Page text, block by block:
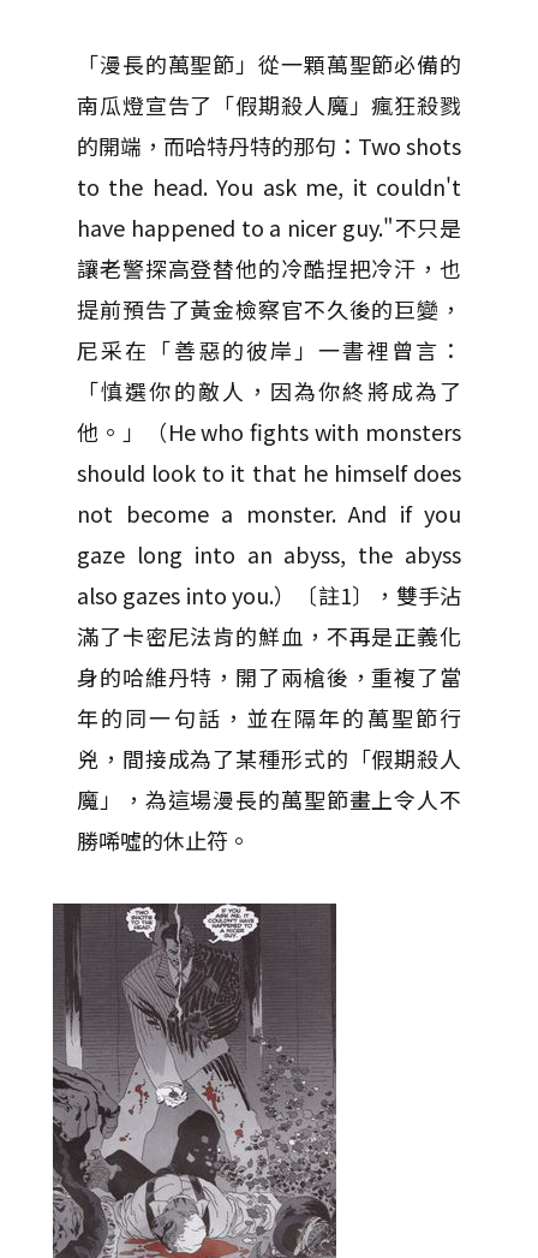
「漫長的萬聖節」從一顆萬聖節必備的
南瓜燈宣告了「假期殺人魔」瘋狂殺戮
的開端，而哈特丹特的那句：Two shots
to the head. You ask me, it couldn't
have happened to a nicer guy."不只是
讓老警探高登替他的冷酷捏把冷汗，也
提前預告了黃金檢察官不久後的巨變，
尼采在「善惡的彼岸」一書裡曾言：
「慎選你的敵人，因為你終將成為了
他。」（He who fights with monsters
should look to it that he himself does
not become a monster. And if you
gaze long into an abyss, the abyss
also gazes into you.）〔註1〕，雙手沾
滿了卡密尼法肯的鮮血，不再是正義化
身的哈維丹特，開了兩槍後，重複了當
年的同一句話，並在隔年的萬聖節行
兇，間接成為了某種形式的「假期殺人
魔」，為這場漫長的萬聖節畫上令人不
勝唏噓的休止符。